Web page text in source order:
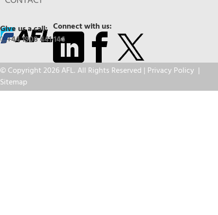
Connect with us:
Give us a call:
+44 1908 441 144
© Copyright 2026 AFL. All Rights Reserved | Privacy Policy |
Sitemap